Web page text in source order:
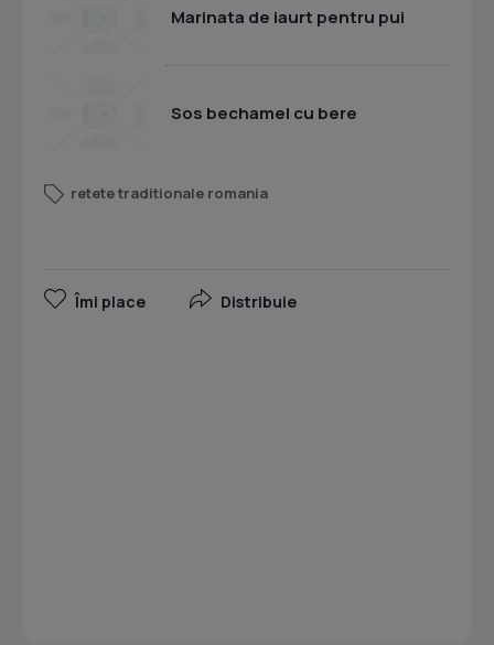
Marinata de iaurt pentru pui
Sos bechamel cu bere
retete traditionale romania
Îmi place Distribuie